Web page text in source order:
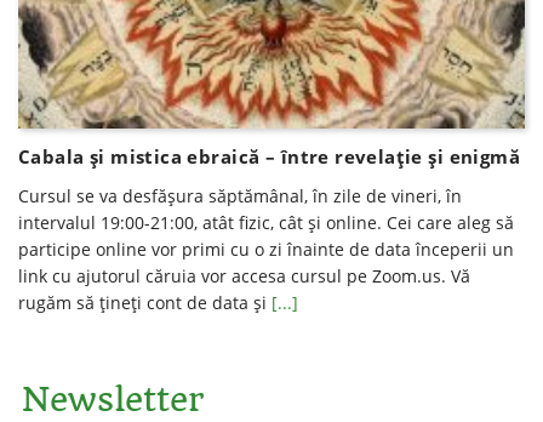
Cabala și mistica ebraică – între revelație și enigmă
Cursul se va desfăşura săptămânal, în zile de vineri, în
intervalul 19:00-21:00, atât fizic, cât şi online. Cei care aleg să
participe online vor primi cu o zi înainte de data începerii un
link cu ajutorul căruia vor accesa cursul pe Zoom.us. Vă
rugăm să ţineţi cont de data şi [...]
Newsletter